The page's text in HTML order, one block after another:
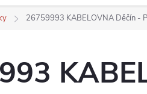
26759993 KABELOVNA Děčín -